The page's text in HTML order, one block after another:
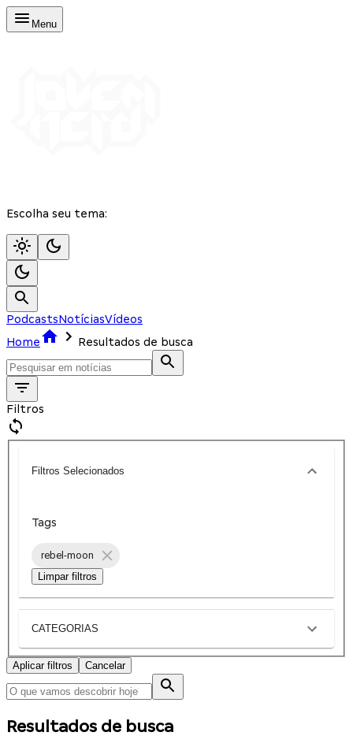
Menu
Escolha seu tema:
PodcastsNotíciasVídeos
Home
Resultados de busca
Filtros
Filtros Selecionados
Tags
rebel-moon
Limpar filtros
CATEGORIAS
Aplicar filtros Cancelar
Resultados de busca